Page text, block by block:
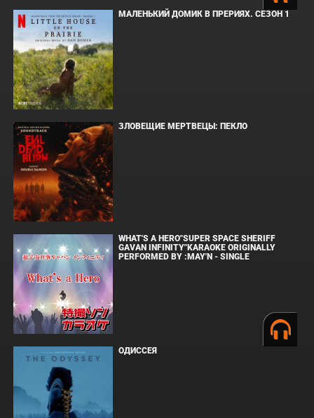
МАЛЕНЬКИЙ ДОМИК В ПРЕРИЯХ. СЕЗОН 1
ЗЛОВЕЩИЕ МЕРТВЕЦЫ: ПЕКЛО
WHAT'S A HERO"SUPER SPACE SHERIFF
GAVAN INFINITY"KARAOKE ORIGINALLY
PERFORMED BY :MAY'N - SINGLE
ОДИССЕЯ